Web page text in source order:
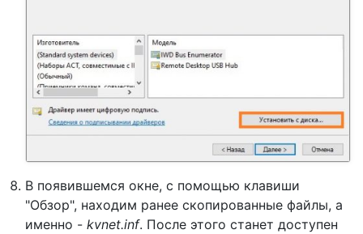
В появившемся окне, с помощью клавиши
"Обзор", находим ранее скопированные файлы, а
именно - kvnet.inf. После этого станет доступен